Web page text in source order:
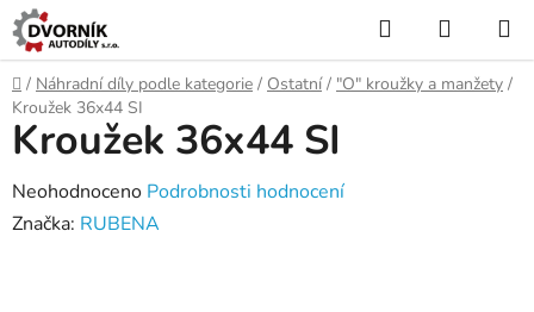
Přejít
na
obsah
Hledat
KOŠÍK
Domů
/ Náhradní díly podle kategorie / Ostatní / "O" kroužky a manžety /
Kroužek 36x44 SI
Kroužek 36x44 SI
Průměrné
hodnocení
Neohodnoceno Podrobnosti hodnocení
Značka: RUBENA